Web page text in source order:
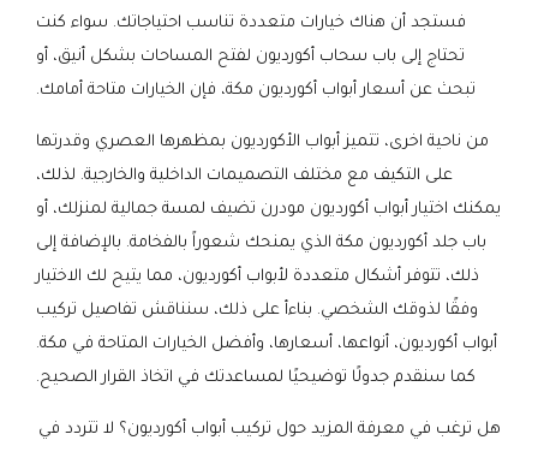
فستجد أن هناك خيارات متعددة تناسب احتياجاتك. سواء كنت
تحتاج إلى باب سحاب أكورديون لفتح المساحات بشكل أنيق، أو
تبحث عن أسعار أبواب أكورديون مكة، فإن الخيارات متاحة أمامك.
من ناحية اخرى، تتميز أبواب الأكورديون بمظهرها العصري وقدرتها
على التكيف مع مختلف التصميمات الداخلية والخارجية. لذلك،
يمكنك اختيار أبواب أكورديون مودرن تضيف لمسة جمالية لمنزلك، أو
باب جلد أكورديون مكة الذي يمنحك شعوراً بالفخامة. بالإضافة إلى
ذلك، تتوفر أشكال متعددة لأبواب أكورديون، مما يتيح لك الاختيار
وفقًا لذوقك الشخصي. بناءأ على ذلك، سنناقش تفاصيل تركيب
أبواب أكورديون، أنواعها، أسعارها، وأفضل الخيارات المتاحة في مكة.
كما سنقدم جدولًا توضيحيًا لمساعدتك في اتخاذ القرار الصحيح.
هل ترغب في معرفة المزيد حول تركيب أبواب أكورديون؟ لا تتردد في